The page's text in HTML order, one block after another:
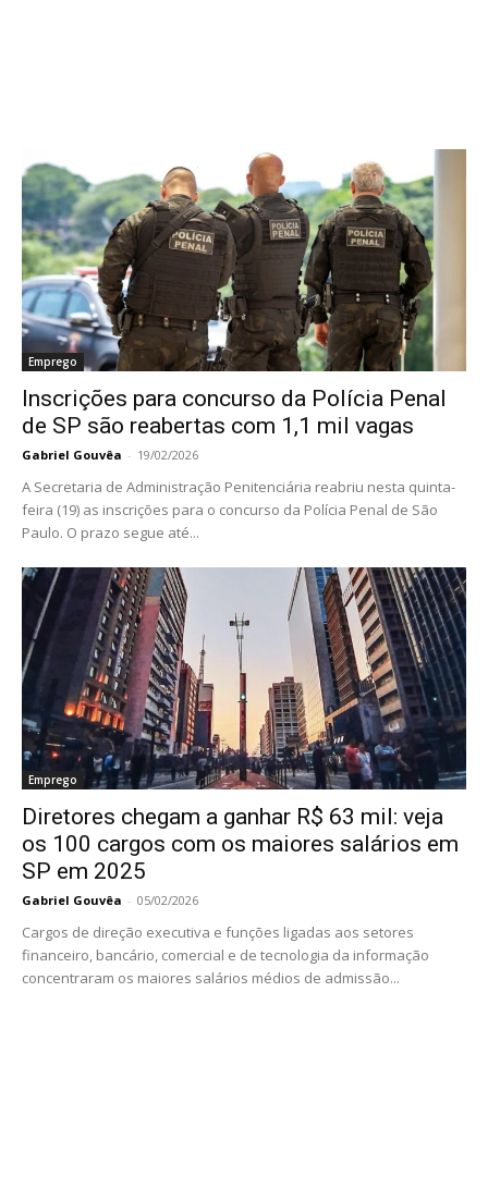
Emprego
Inscrições para concurso da Polícia Penal
de SP são reabertas com 1,1 mil vagas
Gabriel Gouvêa - 19/02/2026
A Secretaria de Administração Penitenciária reabriu nesta quinta-
feira (19) as inscrições para o concurso da Polícia Penal de São
Paulo. O prazo segue até...
Emprego
Diretores chegam a ganhar R$ 63 mil: veja
os 100 cargos com os maiores salários em
SP em 2025
Gabriel Gouvêa - 05/02/2026
Cargos de direção executiva e funções ligadas aos setores
financeiro, bancário, comercial e de tecnologia da informação
concentraram os maiores salários médios de admissão...